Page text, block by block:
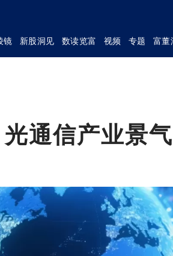
镜 新股洞见 数读览富 视频 专题 富董
通信产业景